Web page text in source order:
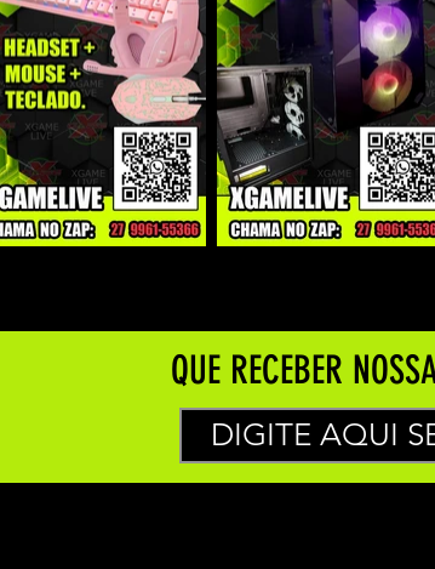
QUE RECEBER